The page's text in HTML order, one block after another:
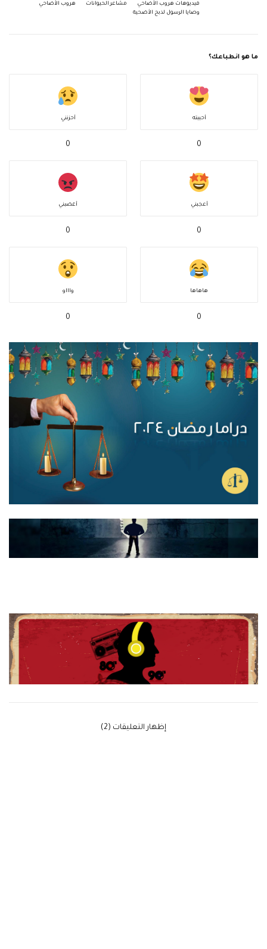
فيديوهات هروب الأضاحي
مشاعر الحيوانات
هروب الأضاحي
وصايا الرسول لذبح الأضحية
ما هو انطباعك؟
أحببته
0
أحزنني
0
أعجبني
0
أغضبني
0
هاهاها
0
واااو
0
‫إظهار التعليقات (2)